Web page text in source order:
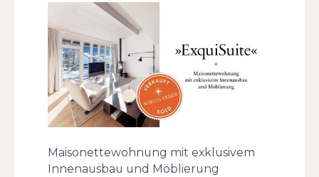
Maisonettewohnung mit exklusivem
Innenausbau und Möblierung